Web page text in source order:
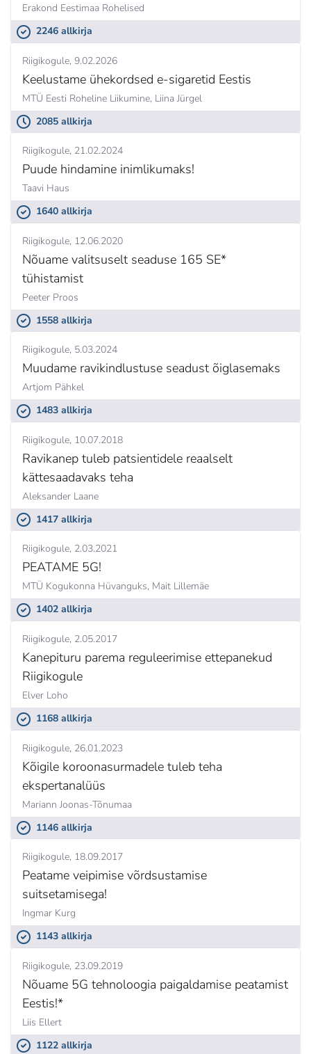
Erakond Eestimaa Rohelised
2246 allkirja
Riigikogule 9.02.2026
Keelustame ühekordsed e-sigaretid Eestis
MTÜ Eesti Roheline Liikumine, Liina Jürgel
2085 allkirja
Riigikogule 21.02.2024
Puude hindamine inimlikumaks!
Taavi Haus
1640 allkirja
Riigikogule 12.06.2020
Nõuame valitsuselt seaduse 165 SE*
tühistamist
Peeter Proos
1558 allkirja
Riigikogule 5.03.2024
Muudame ravikindlustuse seadust õiglasemaks
Artjom Pähkel
1483 allkirja
Riigikogule 10.07.2018
Ravikanep tuleb patsientidele reaalselt
kättesaadavaks teha
Aleksander Laane
1417 allkirja
Riigikogule 2.03.2021
PEATAME 5G!
MTÜ Kogukonna Hüvanguks, Mait Lillemäe
1402 allkirja
Riigikogule 2.05.2017
Kanepituru parema reguleerimise ettepanekud
Riigikogule
Elver Loho
1168 allkirja
Riigikogule 26.01.2023
Kõigile koroonasurmadele tuleb teha
ekspertanalüüs
Mariann Joonas-Tõnumaa
1146 allkirja
Riigikogule 18.09.2017
Peatame veipimise võrdsustamise
suitsetamisega!
Ingmar Kurg
1143 allkirja
Riigikogule 23.09.2019
Nõuame 5G tehnoloogia paigaldamise peatamist
Eestis!*
Liis Ellert
1122 allkirja